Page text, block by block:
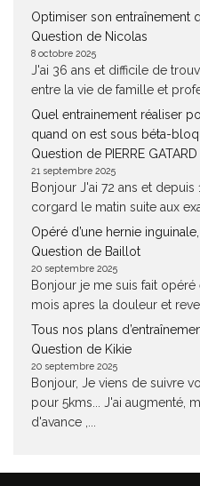
Optimiser son entraînement
Question de Nicolas
8 octobre 2025
J'ai 36 ans et difficile de
entre la vie de famille et
Quel entrainement réaliser
quand on est sous béta-
Question de PIERRE GATARD
21 septembre 2025
Bonjour J'ai 72 ans et
corgard le matin suite aux
Opéré d’une hernie
Question de Baillot
20 septembre 2025
Bonjour je me suis fait
mois apres la douleur et
Tous nos plans
Question de Kikie
20 septembre 2025
Bonjour, Je viens de suivre
pour 5kms... J'ai augmenté,
d'avance ,...